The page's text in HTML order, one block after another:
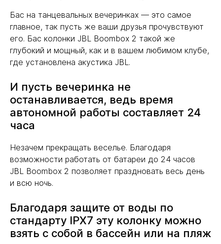
Бас на танцевальных вечеринках — это самое
главное, так пусть же ваши друзья прочувствуют
его. Бас колонки JBL Boombox 2 такой же
глубокий и мощный, как и в вашем любимом клубе,
где установлена акустика JBL.
И пусть вечеринка не
останавливается, ведь время
автономной работы составляет 24
часа
Незачем прекращать веселье. Благодаря
возможности работать от батареи до 24 часов
JBL Boombox 2 позволяет праздновать весь день
и всю ночь.
Благодаря защите от воды по
стандарту IPX7 эту колонку можно
взять с собой в бассейн или на пляж